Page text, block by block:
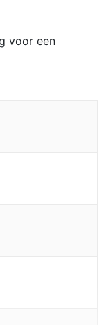
voor een